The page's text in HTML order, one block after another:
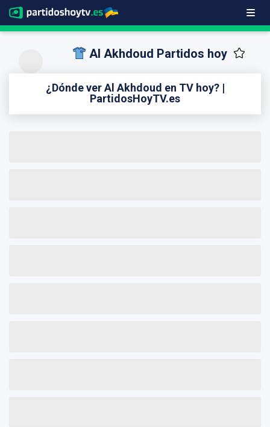
Al Akhdoud Partidos hoy
¿Dónde ver Al Akhdoud en TV hoy? |
PartidosHoyTV.es